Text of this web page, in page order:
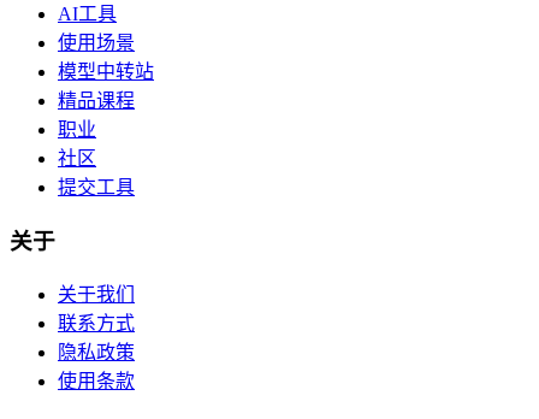
AI工具
使用场景
模型中转站
精品课程
职业
社区
提交工具
关于
关于我们
联系方式
隐私政策
使用条款